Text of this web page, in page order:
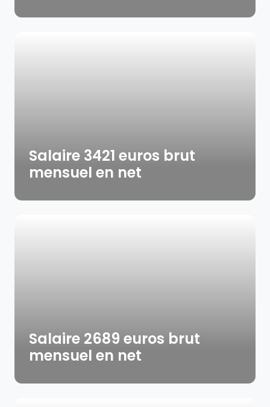
Salaire 3421 euros brut
mensuel en net
Salaire 2689 euros brut
mensuel en net